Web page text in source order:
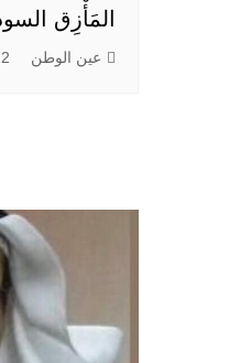
المَأْزِق
عين الوطن 22